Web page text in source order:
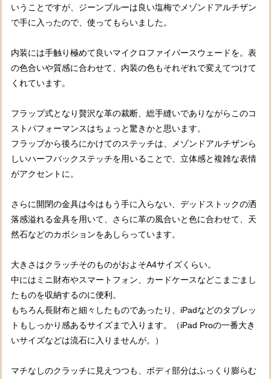
いうことですが、ジーンブルーは良い塩梅でメゾンドアルチザン
で手に入ったので、使ってもらいました。
内装には手触り極めて良いマイクロファイバースウェードを。表
の色合いや質感に合わせて、内装の色もそれぞれで変えてつけて
くれています。
フラップ式となり贅沢な革の裁断、総手縫いでありながらこのコ
ストパフォーマンスはちょっと驚きかと思います。
フラップから後ろにかけてのステッチは、メゾンドアルチザンら
しいハーフバックステッチを用いることで、立体感と複雑な表情
がアクセントに。
さらに開閉の金具は今はもう手に入らない、デッドストックの洒
落感溢れる金具を用いて、さらに革の風合いと色に合わせて、天
然石などのカボションをあしらっています。
大きさはクラッチそのものがおよそA4サイズくらい。
中にはミニ財布やスマートフォン、カードケースなどこまごまし
たものを収納するのに便利。
もちろん長財布と細々したものであったり、iPadなどのタブレッ
トもしっかり感あるサイズまで入ります。（iPad Proの一番大き
いサイズなどは流石に入りませんが。）
マチなしのクラッチに見えつつも、ボディ部分はふっくり膨らむ